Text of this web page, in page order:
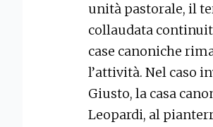
unità pastorale, il
collaudata
case canoniche
l’attività. Nel caso
Giusto, la casa
Leopardi, al